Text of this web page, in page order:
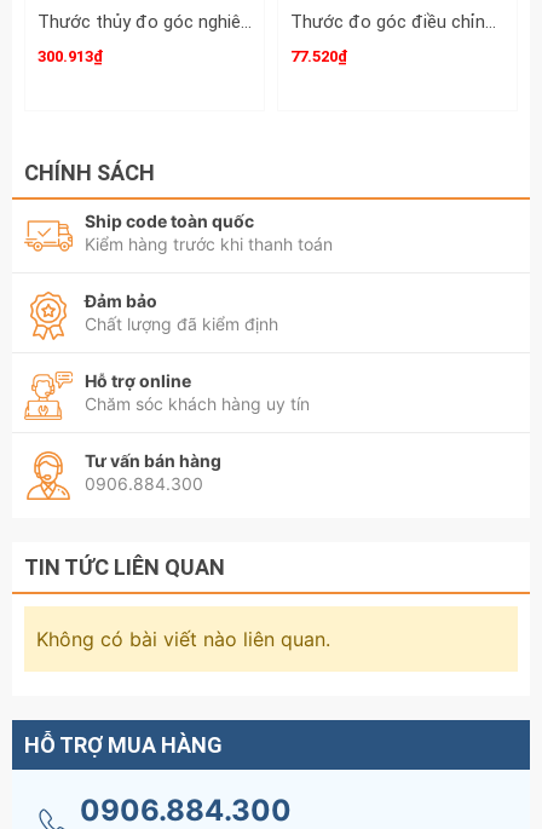
Thước thủy đo góc nghiêng Asaki AK-2808 dài 250mm có nam châm 1 mặt
300.913₫
Thước đo góc điều chỉnh 180 độ dài 197mm và 280mm kamytools
77.520₫
CHÍNH SÁCH
Ship code toàn quốc
Kiểm hàng trước khi thanh toán
Đảm bảo
Chất lượng đã kiểm định
Hỗ trợ online
Chăm sóc khách hàng uy tín
Tư vấn bán hàng
0906.884.300
TIN TỨC LIÊN QUAN
Không có bài viết nào liên quan.
HỖ TRỢ MUA HÀNG
0906.884.300